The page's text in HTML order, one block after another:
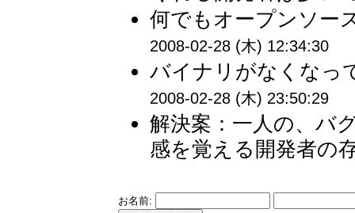
何でもオープンソー
2008-02-28 (木) 12:34:30
バイナリがなくなっ
2008-02-28 (木) 23:50:29
解決案：一人の、バ
感を覚える開発者の
お名前: